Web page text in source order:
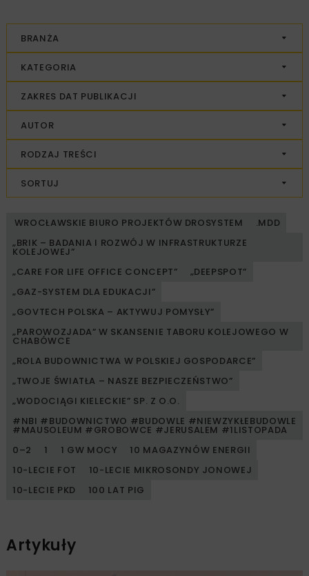
BRANŻA
KATEGORIA
ZAKRES DAT PUBLIKACJI
AUTOR
RODZAJ TREŚCI
SORTUJ
WROCŁAWSKIE BIURO PROJEKTÓW DROSYSTEM
.MDD
„BRIK – BADANIA I ROZWÓJ W INFRASTRUKTURZE
KOLEJOWEJ”
„CARE FOR LIFE OFFICE CONCEPT”
„DEEPSPOT”
„GAZ-SYSTEM DLA EDUKACJI”
„GOVTECH POLSKA – AKTYWUJ POMYSŁY”
„PAROWOZJADA” W SKANSENIE TABORU KOLEJOWEGO W
CHABÓWCE
„ROLA BUDOWNICTWA W POLSKIEJ GOSPODARCE”
„TWOJE ŚWIATŁA – NASZE BEZPIECZEŃSTWO”
„WODOCIĄGI KIELECKIE” SP. Z O.O.
#NBI #BUDOWNICTWO #BUDOWLE #NIEWZYKŁEBUDOWLE
#MAUSOLEUM #GROBOWCE #JERUSALEM #1LISTOPADA
0–2
1 1 GW MOCY
10 MAGAZYNÓW ENERGII
10-LECIE FOT
10-LECIE MIKROSONDY JONOWEJ
10-LECIE PKD
100 LAT PIG
Artykuły